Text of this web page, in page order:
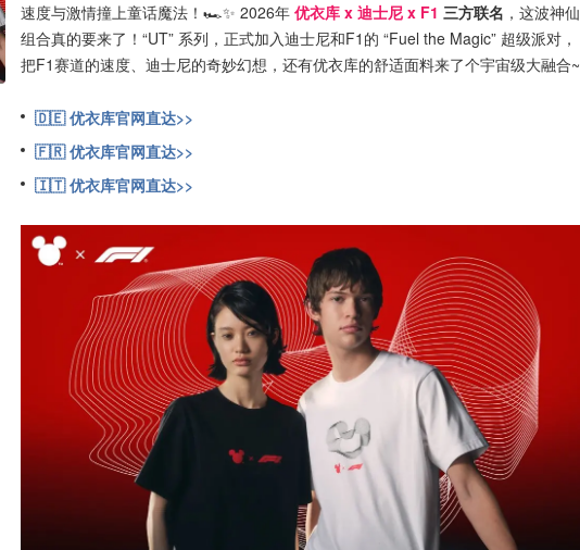
速度与激情撞上童话魔法！🏎️✨ 2026年 优衣库 x 迪士尼 x F1 三方联名 ，这波神仙
组合真的要来了！“UT” 系列，正式加入迪士尼和F1的 “Fuel the Magic” 超级派对，
把F1赛道的速度、迪士尼的奇妙幻想，还有优衣库的舒适面料来了个宇宙级大融合~
🇩🇪 优衣库官网直达>>
🇫🇷 优衣库官网直达>>
🇮🇹 优衣库官网直达>>